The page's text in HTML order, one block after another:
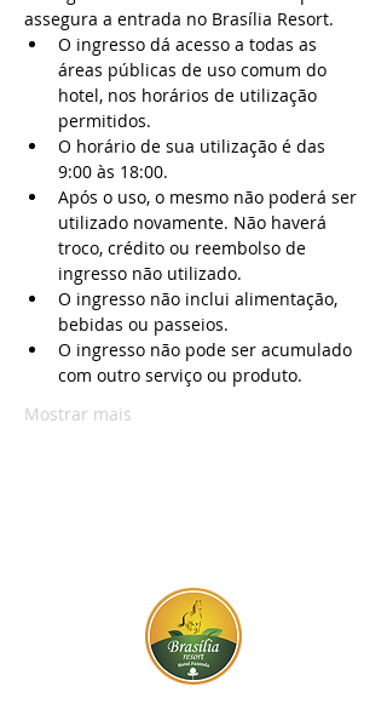
assegura a entrada no Brasília Resort.
O ingresso dá acesso a todas as
áreas públicas de uso comum do
hotel, nos horários de utilização
permitidos.
O horário de sua utilização é das
9:00 às 18:00.
Após o uso, o mesmo não poderá ser
utilizado novamente. Não haverá
troco, crédito ou reembolso de
ingresso não utilizado.
O ingresso não inclui alimentação,
bebidas ou passeios.
O ingresso não pode ser acumulado
com outro serviço ou produto.
Mostrar mais